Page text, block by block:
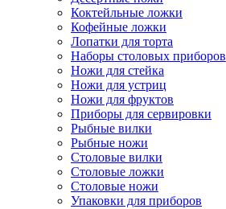
Коктейльные ложки
Кофейные ложки
Лопатки для торта
Наборы столовых приборов
Ножи для стейка
Ножи для устриц
Ножи для фруктов
Приборы для сервировки
Рыбные вилки
Рыбные ножи
Столовые вилки
Столовые ложки
Столовые ножи
Упаковки для приборов